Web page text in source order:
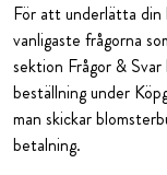
För att underlätta din
vanligaste frågorna
sektion Frågor &
beställning under
man skickar
betalning.